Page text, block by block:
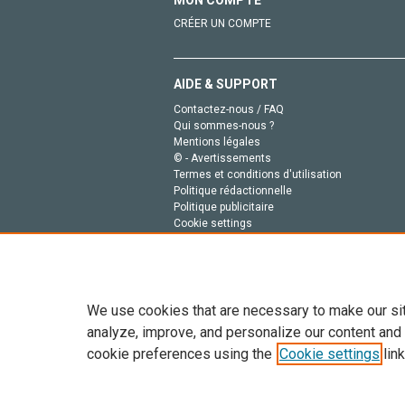
CRÉER UN COMPTE
AIDE & SUPPORT
Contactez-nous / FAQ
Qui sommes-nous ?
Mentions légales
© - Avertissements
Termes et conditions d'utilisation
Politique rédactionnelle
Politique publicitaire
Cookie settings
Tout le contenu de ce site: Copyright © 2026
We use cookies that are necessary to make our
analyze, improve, and personalize our content
cookie preferences using the Cookie settings